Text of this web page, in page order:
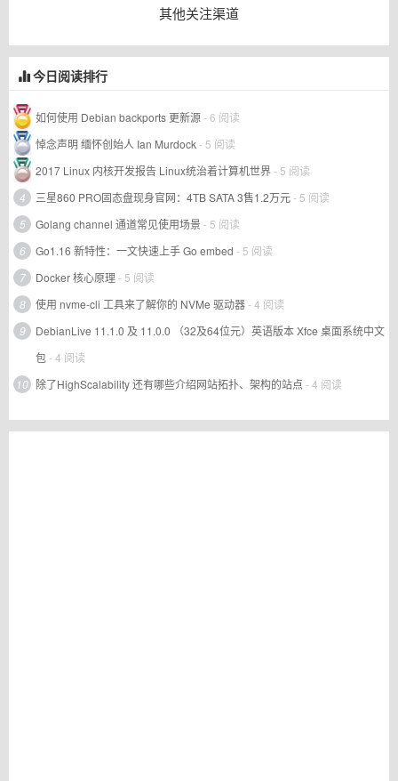
其他关注渠道
今日阅读排行
如何使用 Debian backports 更新源- 6 阅读
悼念声明 缅怀创始人 Ian Murdock- 5 阅读
2017 Linux 内核开发报告 Linux统治着计算机世界- 5 阅读
4
三星860 PRO固态盘现身官网：4TB SATA 3售1.2万元- 5 阅读
5
Golang channel 通道常见使用场景- 5 阅读
6
Go1.16 新特性：一文快速上手 Go embed - 5 阅读
7
Docker 核心原理- 5 阅读
8
使用 nvme-cli 工具来了解你的 NVMe 驱动器- 4 阅读
9
DebianLive 11.1.0 及 11.0.0 （32及64位元）英语版本 Xfce 桌面系统中文
包- 4 阅读
10 除了HighScalability 还有哪些介绍网站拓扑、架构的站点 - 4 阅读